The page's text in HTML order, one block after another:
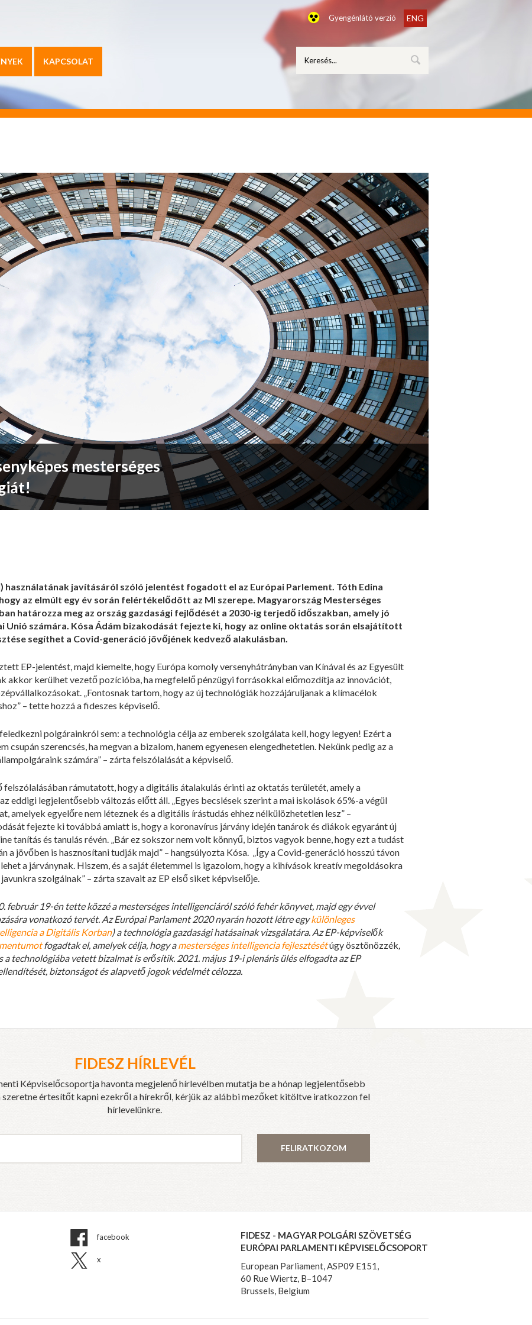
Gyengénlátó verzió ENG
KAPCSOLAT
mesterséges
használatának javításáról szóló jelentést fogadott el az Európai Parlement. Tóth Edina
az elmúlt egy év során felértékelődött az MI szerepe. Magyarország Mesterséges
határozza meg az ország gazdasági fejlődését a 2030-ig terjedő időszakban, amely jó
Unió számára. Kósa Ádám bizakodását fejezte ki, hogy az online oktatás során elsajátított
segíthet a Covid-generáció jövőjének kedvező alakulásban.
EP-jelentést, majd kiemelte, hogy Európa komoly versenyhátrányban van Kínával és az Egyesült
akkor kerülhet vezető pozícióba, ha megfelelő pénzügyi forrásokkal előmozdítja az innovációt,
„Fontosnak tartom, hogy az új technológiák hozzájáruljanak a klímacélok
– tette hozzá a fideszes képviselő.
polgárainkról sem: a technológia célja az emberek szolgálata kell, hogy legyen! Ezért a
csupán szerencsés, ha megvan a bizalom, hanem egyenesen elengedhetetlen. Nekünk pedig az a
számára” – zárta felszólalását a képviselő.
felszólalásában rámutatott, hogy a digitális átalakulás érinti az oktatás területét, amely a
eddigi legjelentősebb változás előtt áll. „Egyes becslések szerint a mai iskolások 65%-a végül
amelyek egyelőre nem léteznek és a digitális írástudás ehhez nélkülözhetetlen lesz” –
fejezte ki továbbá amiatt is, hogy a koronavírus járvány idején tanárok és diákok egyaránt új
tanítás és tanulás révén. „Bár ez sokszor nem volt könnyű, biztos vagyok benne, hogy ezt a tudást
a jövőben is hasznosítani tudják majd” – hangsúlyozta Kósa. „Így a Covid-generáció hosszú távon
lehet a járványnak. Hiszem, és a saját életemmel is igazolom, hogy a kihívások kreatív megoldásokra
szolgálnak” – zárta szavait az EP első siket képviselője.
február 19-én tette közzé a mesterséges intelligenciáról szóló fehér könyvet, majd egy évvel
vonatkozó tervét. Az Európai Parlament 2020 nyarán hozott létre egykülönleges
a Digitális Korban) a technológia gazdasági hatásainak vizsgálatára. Az EP-képviselők
fogadtak el, amelyek célja, hogy amesterséges intelligencia fejlesztésétúgy ösztönözzék,
a technológiába vetett bizalmat is erősítik. 2021. május 19-i plenáris ülés elfogadta az EP
biztonságot és alapvető jogok védelmét célozza.
FIDESZ HÍRLEVÉL
Képviselőcsoportja havonta megjelenő hírlevélben mutatja be a hónap legjelentősebb
szeretne értesítőt kapni ezekről a hírekről, kérjük az alábbi mezőket kitöltve iratkozzon fel
hírlevelünkre.
FELIRATKOZOM
facebook
x
FIDESZ - MAGYAR POLGÁRI SZÖVETSÉG
EURÓPAI PARLAMENTI KÉPVISELŐCSOPORT
European Parliament, ASP09 E151,
60 Rue Wiertz, B–1047
Brussels, Belgium